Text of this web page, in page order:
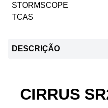
STORMSCOPE
TCAS
DESCRIÇÃO
CIRRUS